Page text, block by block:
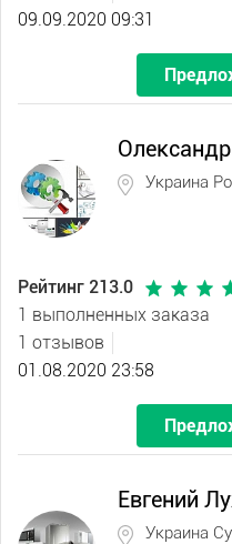
09.09.2020 09:31
Украина
Рейтинг 213.0
1 выполненных заказа
1 отзывов
01.08.2020 23:58
Евгений
Украина